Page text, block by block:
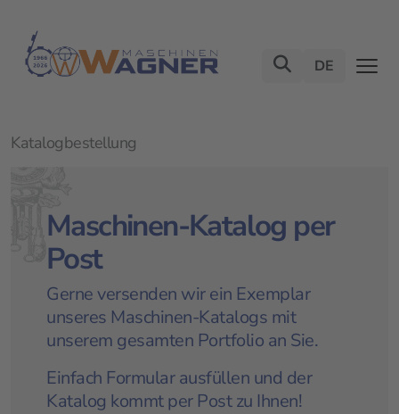
DE
Katalogbestellung
Maschinen-Katalog per
Post
Gerne versenden wir ein Exemplar
unseres Maschinen-Katalogs mit
unserem gesamten Portfolio an Sie.
Einfach Formular ausfüllen und der
Katalog kommt per Post zu Ihnen!